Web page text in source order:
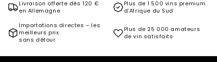
Livraison offerte dès 120 €
en Allemagne
Plus de 1 500 vins premium
d’Afrique du Sud
Importations directes – les
meilleurs prix
sans détour
Plus de 25 000 amateurs
de vin satisfaits